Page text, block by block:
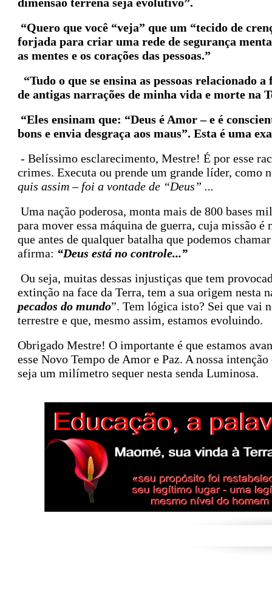
“Quero que você “veja” que um “tecido de
forjada para criar uma rede de segurança
as mentes e os corações das pessoas.”
“Tudo o que se ensina as pessoas relacionado
de antigas narrações de minha vida e morte na
“Eles ensinam que: “Deus é Amor – e é
bons e envia desgraça aos maus”. Esta é uma
- Belíssimo esclarecimento, Mestre! É por esse
crimes. Executa ou prende um grande líder, como
quis assim – foi a vontade de “Deus” ...
Uma nação poderosa, monta mais de 800 bases
para mover essa máquina de guerra, cuja missão
que antes de qualquer batalha que podemos
afirma: “Deus está no controle...”
Ou seja, muitas dessas injustiças que tem
extinção na face da Terra, tem a sua origem nesta
pecados do mundo”. Tem lógica isto? Sei que vai
terrestre e que, mesmo assim, estamos evoluindo.
Obrigado Mestre! O importante é que estamos
esse Novo Tempo de Amor e Paz. A nossa
seja um milímetro sequer nesta senda Luminosa.